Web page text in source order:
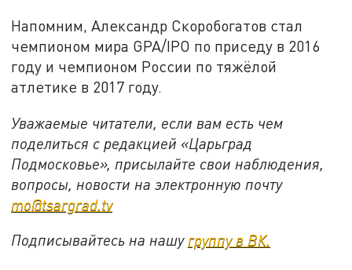
Напомним, Александр Скоробогатов стал
чемпионом мира GPA/IPO по приседу в 2016
году и чемпионом России по тяжёлой
атлетике в 2017 году.
Уважаемые читатели, если вам есть чем
поделиться с редакцией «Царьград
Подмосковье», присылайте свои наблюдения,
вопросы, новости на электронную почту
mo@tsargrad.tv
Подписывайтесь на нашу группу в ВК.